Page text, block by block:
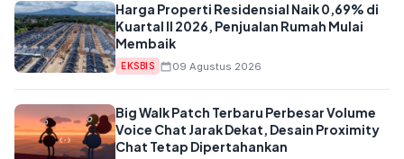
Harga Properti Residensial Naik 0,69% di
Kuartal II 2026, Penjualan Rumah Mulai
Membaik
EKSBIS 09 Agustus 2026
Big Walk Patch Terbaru Perbesar Volume
Voice Chat Jarak Dekat, Desain Proximity
Chat Tetap Dipertahankan